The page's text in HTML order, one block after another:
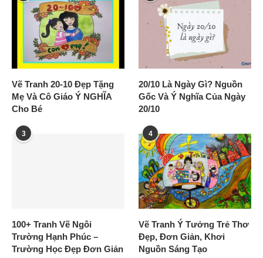
Vẽ Tranh 20-10 Đẹp Tặng
Mẹ Và Cô Giáo Ý NGHĨA
Cho Bé
20/10 Là Ngày Gì? Nguồn
Gốc Và Ý Nghĩa Của Ngày
20/10
3
100+ Tranh Vẽ Ngôi
Trường Hạnh Phúc –
Trường Học Đẹp Đơn Giản
4
Vẽ Tranh Ý Tưởng Trẻ Thơ
Đẹp, Đơn Giản, Khơi
Nguồn Sáng Tạo